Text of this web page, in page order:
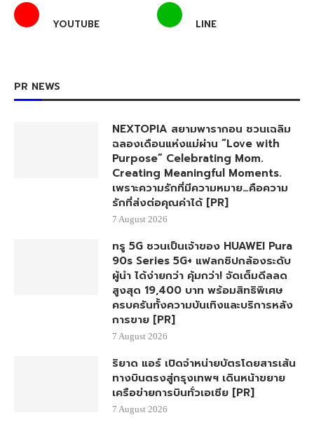
YOUTUBE LINE
PR NEWS
NEXTOPIA สยามพารากอน ชวนเฉลิม
ฉลองเดือนแห่งแม่ผ่าน “Love with
Purpose” Celebrating Mom.
Creating Meaningful Moments.
เพราะความรักที่มีความหมาย…คือความ
รักที่ส่งต่อคุณค่าได้ [PR]
7 August 2026
ทรู 5G ชวนเป็นเจ้าของ HUAWEI Pura
90s Series 5G+ แฟลกชิปกล้องระดับ
ผู้นำ ได้ง่ายกว่า คุ้มกว่า! จัดเต็มดีลลด
สูงสุด 19,400 บาท พร้อมสิทธิพิเศษ
ครบครันทั้งความบันเทิงและบริการหลัง
การขาย [PR]
7 August 2026
ริยาด แอร์ เปิดจำหน่ายบัตรโดยสารเส้น
ทางบินตรงสู่กรุงเทพฯ เดินหน้าขยาย
เครือข่ายการบินทั่วเอเชีย [PR]
7 August 2026